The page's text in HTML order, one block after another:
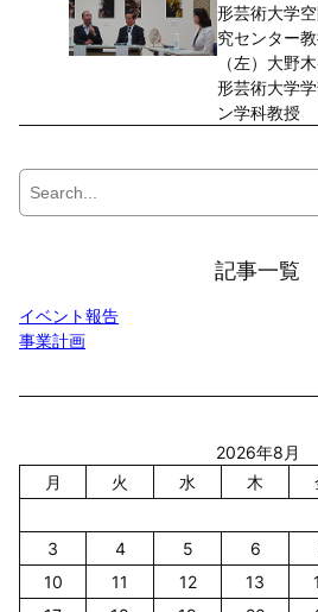
形芸術大学
究センター
（左）大野
形芸術大学
ン学科教授
S
記事一覧
イベント報告
事業計画
2026年8月
月
火 水 木
3
4 5 6
10
11 12 13